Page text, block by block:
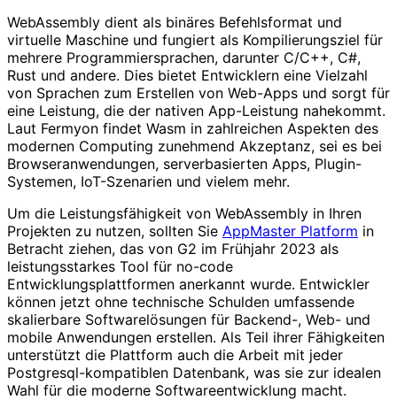
WebAssembly dient als binäres Befehlsformat und
virtuelle Maschine und fungiert als Kompilierungsziel für
mehrere Programmiersprachen, darunter C/C++, C#,
Rust und andere. Dies bietet Entwicklern eine Vielzahl
von Sprachen zum Erstellen von Web-Apps und sorgt für
eine Leistung, die der nativen App-Leistung nahekommt.
Laut Fermyon findet Wasm in zahlreichen Aspekten des
modernen Computing zunehmend Akzeptanz, sei es bei
Browseranwendungen, serverbasierten Apps, Plugin-
Systemen, IoT-Szenarien und vielem mehr.
Um die Leistungsfähigkeit von WebAssembly in Ihren
Projekten zu nutzen, sollten Sie AppMaster Platform in
Betracht ziehen, das von G2 im Frühjahr 2023 als
leistungsstarkes Tool für no-code
Entwicklungsplattformen anerkannt wurde. Entwickler
können jetzt ohne technische Schulden umfassende
skalierbare Softwarelösungen für Backend-, Web- und
mobile Anwendungen erstellen. Als Teil ihrer Fähigkeiten
unterstützt die Plattform auch die Arbeit mit jeder
Postgresql-kompatiblen Datenbank, was sie zur idealen
Wahl für die moderne Softwareentwicklung macht.